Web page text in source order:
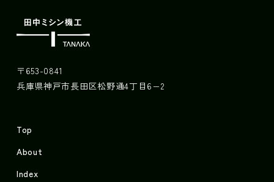
〒653-0841
兵庫県神戸市長田区松野通4丁目6−2
Top
About
Index